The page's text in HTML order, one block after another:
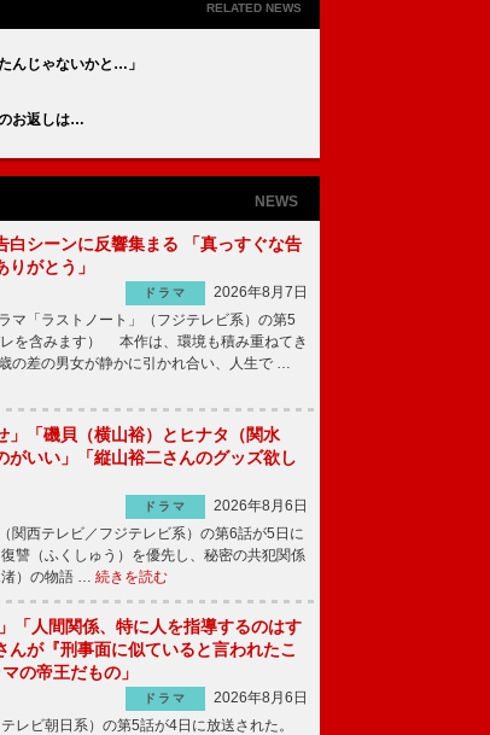
RELATED NEWS
んじゃないかと…」
お返しは…
NEWS
白シーンに反響集まる 「真っすぐな告
がとう」
ドラマ
2026年8月7日
「ラストノート」（フジテレビ系）の第5
を含みます） 本作は、環境も積み重ねてき
の差の男女が静かに引かれ合い、人生で …
」「磯貝（横山裕）とヒナタ（関水
いい」「縦山裕二さんのグッズ欲し
ドラマ
2026年8月6日
西テレビ／フジテレビ系）の第6話が5日に
（ふくしゅう）を優先し、秘密の共犯関係
渚）の物語 … 続きを読む
「人間関係、特に人を指導するのはす
が『刑事面に似ていると言われたこ
の帝王だもの」
ドラマ
2026年8月6日
ビ朝日系）の第5話が4日に放送された。